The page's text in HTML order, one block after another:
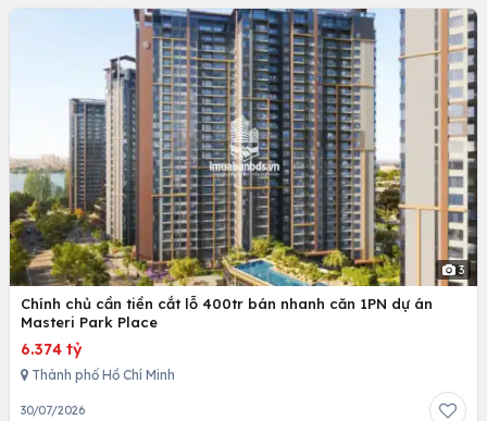
3
Chính chủ cần tiền cắt lỗ 400tr bán nhanh căn 1PN dự án
Masteri Park Place
6.374 tỷ
Thành phố Hồ Chí Minh
30/07/2026